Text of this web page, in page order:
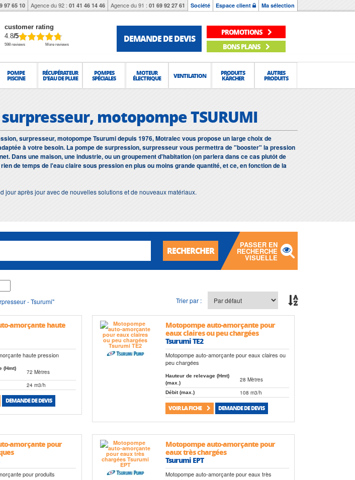
97 65 10 Agence du 92 : 01 41 46 14 46 Agence du 91 : 01 69 92 27 61 Société Espace client Ma sélection
customer rating
4.8/5
598 reviews More reviews
DEMANDE DE DEVIS
PROMOTIONS
BONS PLANS
POMPE
PISCINE
RÉCUPÉRATEUR
D'EAU DE PLUIE
POMPES
SPÉCIALES
MOTEUR
ÉLECTRIQUE VENTILATION PRODUITS
KÄRCHER
AUTRES
PRODUITS
motopompe TSURUMI
surpresseur, motopompe Tsurumi depuis 1976, Motralec vous propose un large choix de
à votre besoin. La pompe de surpression, surpresseur vous permettra de "booster" la pression
Dans une maison, une industrie, ou un groupement d'habitation (on parlera dans ce cas plutôt de
de temps de l'eau claire sous pression en plus ou moins grande quantité, et ce, en fonction de la
jour après jour avec de nouvelles solutions et de nouveaux matériaux.
RECHERCHER
PASSER EN
RECHERCHE
VISUELLE
- Tsurumi" Trier par :
amorçante haute
haute pression
(Hmt)
72 Mètres
24 m3/h
DEMANDE DE DEVIS
Motopompe auto-amorçante pour
eaux claires ou peu chargées
Tsurumi TE2
Motopompe auto-amorçante pour eaux claires ou
peu chargées
Hauteur de relevage (Hmt)
(max.)
28 Mètres
Débit (max.) 108 m3/h
VOIR LA FICHE DEMANDE DE DEVIS
amorçante pour
pour produits
Motopompe auto-amorçante pour
eaux très chargées
Tsurumi EPT
Motopompe auto-amorçante pour eaux très